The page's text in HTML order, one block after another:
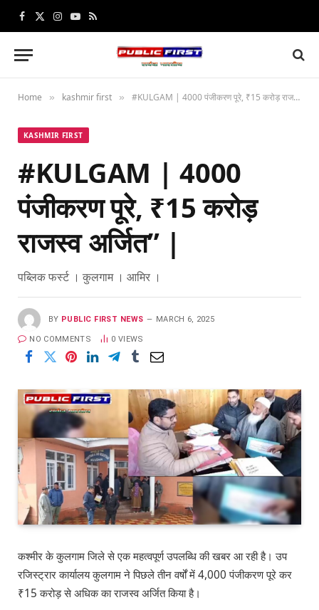
Facebook
X
Instagram
YouTube
RSS
Home » kashmir first » #KULGAM | 4000 पंजीकरण पूरे, ₹15 करोड़ राजस्व अर्जित” |
KASHMIR FIRST
#KULGAM | 4000
पंजीकरण पूरे, ₹15 करोड़
राजस्व अर्जित” |
पब्लिक फर्स्ट । कुलगाम । आमिर ।
BY PUBLIC FIRST NEWS MARCH 6, 2025
NO COMMENTS 0 VIEWS
कश्मीर के कुलगाम जिले से एक महत्वपूर्ण उपलब्धि की खबर आ रही है। उप
रजिस्ट्रार कार्यालय कुलगाम ने पिछले तीन वर्षों में 4,000 पंजीकरण पूरे कर
₹15 करोड़ से अधिक का राजस्व अर्जित किया है।